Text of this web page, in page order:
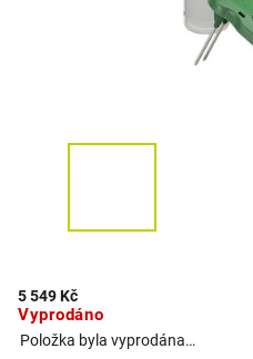
5 549 Kč
Vyprodáno
Položka byla vyprodána…